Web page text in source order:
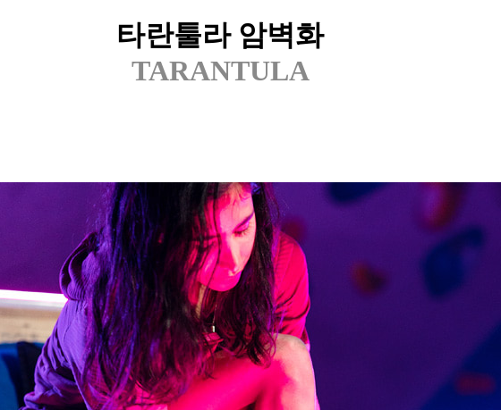
타란툴라 암벽화
TARANTULA